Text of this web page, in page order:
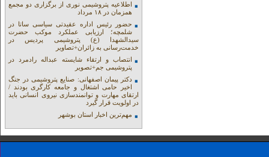
اطلاعیه پتروشیمی نوری از برگزاری دو مجمع
همزمان در ۱۸ مرداد
حضور رئیس اداره عقیدتی سیاسی ساتا در
شلمچه؛ ارزیابی عملکرد موکب حضرت
سیدالشهدا (ع) پتروشیمی پردیس در
خدمت‌رسانی به زائران+تصاویر
انتصاب و ارتقاء شایسته عبداله رادمرد در
پتروشیمی جم+تصویر
دکتر پیمان اصفهانی: صنایع پتروشیمی در جنگ
اخیر حامی اشتغال و جامعه کارگری بودند /
ارتقای مهارت و توانمندسازی نیروی انسانی باید
در اولویت قرار گیرد
مهم‌ترین اخبار استان بوشهر